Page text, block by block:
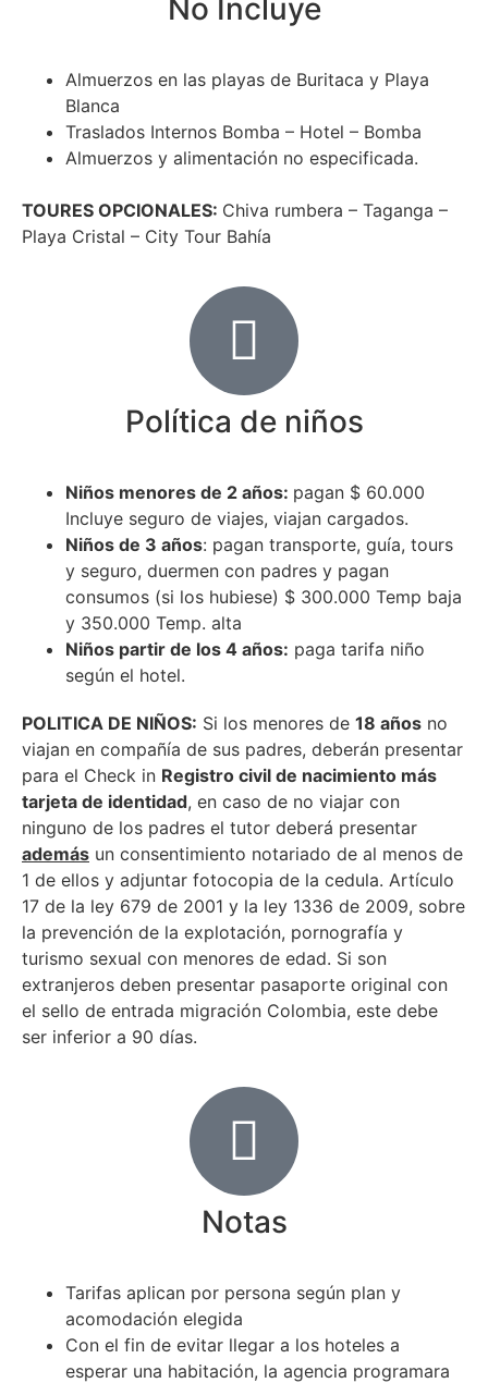
No Incluye
Almuerzos en las playas de Buritaca y Playa
Blanca
Traslados Internos Bomba – Hotel – Bomba
Almuerzos y alimentación no especificada.
TOURES OPCIONALES: Chiva rumbera – Taganga –
Playa Cristal – City Tour Bahía
Política de niños
Niños menores de 2 años: pagan $ 60.000
Incluye seguro de viajes, viajan cargados.
Niños de 3 años: pagan transporte, guía, tours
y seguro, duermen con padres y pagan
consumos (si los hubiese) $ 300.000 Temp baja
y 350.000 Temp. alta
Niños partir de los 4 años: paga tarifa niño
según el hotel.
POLITICA DE NIÑOS: Si los menores de 18 años no
viajan en compañía de sus padres, deberán presentar
para el Check in Registro civil de nacimiento más
tarjeta de identidad, en caso de no viajar con
ninguno de los padres el tutor deberá presentar
además un consentimiento notariado de al menos de
1 de ellos y adjuntar fotocopia de la cedula. Artículo
17 de la ley 679 de 2001 y la ley 1336 de 2009, sobre
la prevención de la explotación, pornografía y
turismo sexual con menores de edad. Si son
extranjeros deben presentar pasaporte original con
el sello de entrada migración Colombia, este debe
ser inferior a 90 días.
Notas
Tarifas aplican por persona según plan y
acomodación elegida
Con el fin de evitar llegar a los hoteles a
esperar una habitación, la agencia programara